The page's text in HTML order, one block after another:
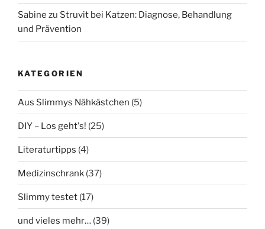
Sabine zu Struvit bei Katzen: Diagnose, Behandlung
und Prävention
KATEGORIEN
Aus Slimmys Nähkästchen (5)
DIY – Los geht's! (25)
Literaturtipps (4)
Medizinschrank (37)
Slimmy testet (17)
und vieles mehr… (39)